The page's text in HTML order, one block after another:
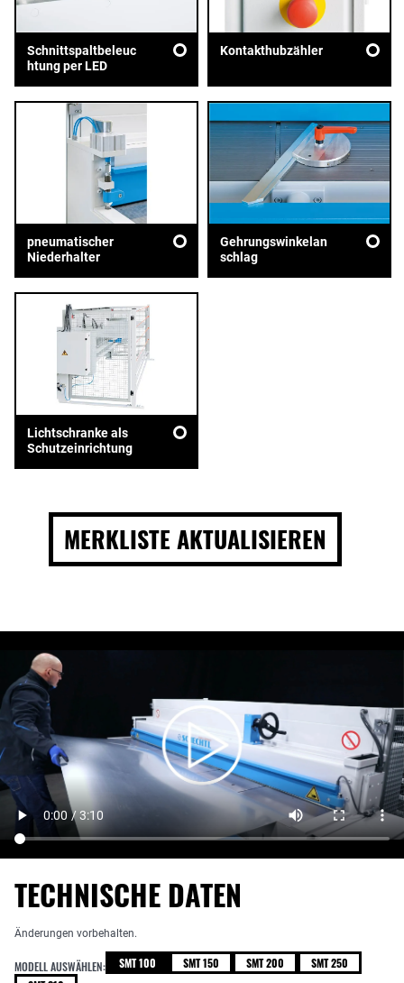
Schnittspaltbeleuc
htung per LED
Kontakthubzähler
pneumatischer
Niederhalter
Gehrungswinkelan
schlag
Lichtschranke als
Schutzeinrichtung
MERKLISTE AKTUALISIEREN
TECHNISCHE DATEN
Änderungen vorbehalten.
MODELL AUSWÄHLEN: SMT 100 SMT 150 SMT 200
SMT 250